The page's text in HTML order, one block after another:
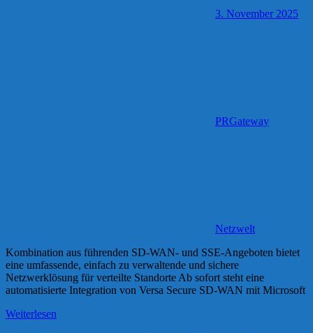
3. November 2025
PRGateway
Netzwelt
Kombination aus führenden SD-WAN- und SSE-Angeboten bietet
eine umfassende, einfach zu verwaltende und sichere
Netzwerklösung für verteilte Standorte Ab sofort steht eine
automatisierte Integration von Versa Secure SD-WAN mit Microsoft
Weiterlesen